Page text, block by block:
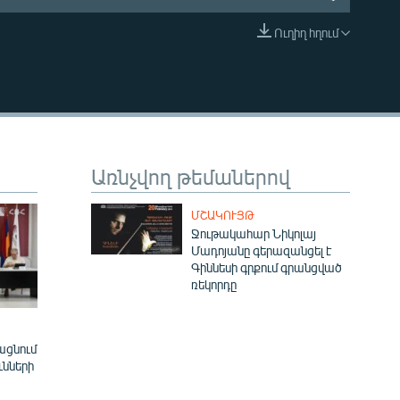
EMBED
Ուղիղ հղում
Առնչվող թեմաներով
ՄՇԱԿՈՒՅԹ
Ջութակահար Նիկոլայ
Մադոյանը գերազանցել է
Գիննեսի գրքում գրանցված
ռեկորդը